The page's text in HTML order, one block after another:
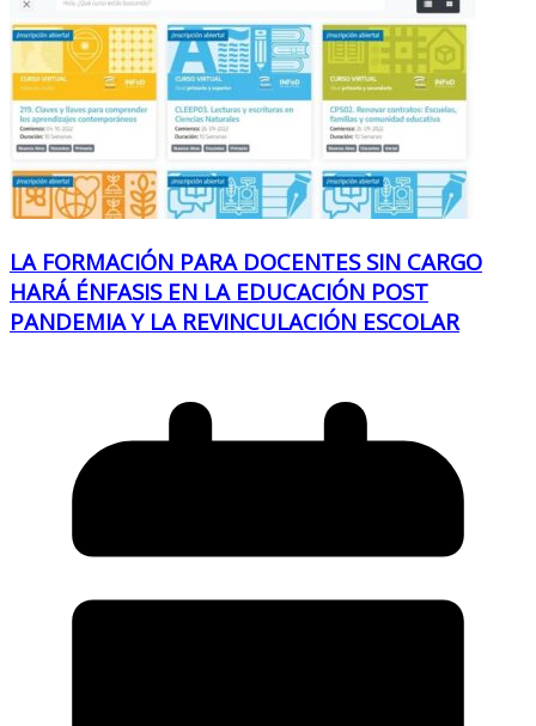
LA FORMACIÓN PARA DOCENTES SIN CARGO
HARÁ ÉNFASIS EN LA EDUCACIÓN POST
PANDEMIA Y LA REVINCULACIÓN ESCOLAR